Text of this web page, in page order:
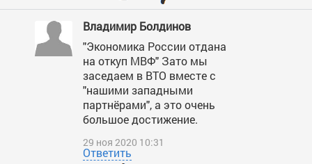
Владимир Болдинов
"Экономика России отдана
на откуп МВФ" Зато мы
заседаем в ВТО вместе с
"нашими западными
партнёрами", а это очень
большое достижение.
29 ноя 2020 10:31
Ответить